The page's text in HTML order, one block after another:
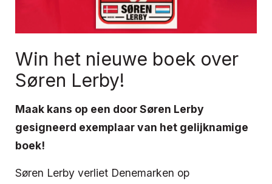
Win het nieuwe boek over
Søren Lerby!
Maak kans op een door Søren Lerby
gesigneerd exemplaar van het gelijknamige
boek!
Søren Lerby verliet Denemarken op